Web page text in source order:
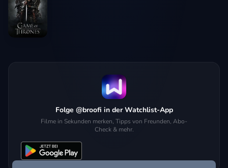
Folge @broofi in der Watchlist-App
Filme in Sekunden merken, Tipps von Freunden, Abo-
Check & mehr.